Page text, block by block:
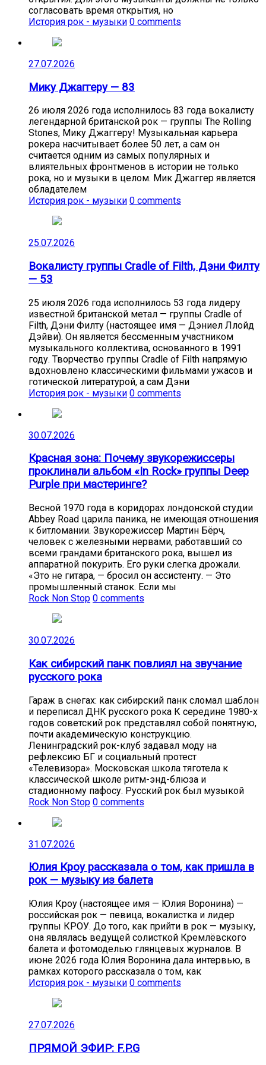
согласовать время открытия, но
История рок - музыки 0 comments
27.07.2026
Мику Джаггеру — 83
26 июля 2026 года исполнилось 83 года вокалисту
легендарной британской рок — группы The Rolling
Stones, Мику Джаггеру! Музыкальная карьера
рокера насчитывает более 50 лет, а сам он
считается одним из самых популярных и
влиятельных фронтменов в истории не только
рока, но и музыки в целом. Мик Джаггер является
обладателем
История рок - музыки 0 comments
25.07.2026
Вокалисту группы Cradle of Filth, Дэни Филту
— 53
25 июля 2026 года исполнилось 53 года лидеру
известной британской метал — группы Cradle of
Filth, Дэни Филту (настоящее имя — Дэниел Ллойд
Дэйви). Он является бессменным участником
музыкального коллектива, основанного в 1991
году. Творчество группы Cradle of Filth напрямую
вдохновлено классическими фильмами ужасов и
готической литературой, а сам Дэни
История рок - музыки 0 comments
30.07.2026
Красная зона: Почему звукорежиссеры
проклинали альбом «In Rock» группы Deep
Purple при мастеринге?
Весной 1970 года в коридорах лондонской студии
Abbey Road царила паника, не имеющая отношения
к битломании. Звукорежиссер Мартин Бёрч,
человек с железными нервами, работавший со
всеми грандами британского рока, вышел из
аппаратной покурить. Его руки слегка дрожали.
«Это не гитара, — бросил он ассистенту. — Это
промышленный станок. Если мы
Rock Non Stop 0 comments
30.07.2026
Как сибирский панк повлиял на звучание
русского рока
Гараж в снегах: как сибирский панк сломал шаблон
и переписал ДНК русского рока К середине 1980-х
годов советский рок представлял собой понятную,
почти академическую конструкцию.
Ленинградский рок-клуб задавал моду на
рефлексию БГ и социальный протест
«Телевизора». Московская школа тяготела к
классической школе ритм-энд-блюза и
стадионному пафосу. Русский рок был музыкой
Rock Non Stop 0 comments
31.07.2026
Юлия Кроу рассказала о том, как пришла в
рок — музыку из балета
Юлия Кроу (настоящее имя — Юлия Воронина) —
российская рок — певица, вокалистка и лидер
группы КРОУ. До того, как прийти в рок — музыку,
она являлась ведущей солисткой Кремлёвского
балета и фотомоделью глянцевых журналов. В
июне 2026 года Юлия Воронина дала интервью, в
рамках которого рассказала о том, как
История рок - музыки 0 comments
27.07.2026
ПРЯМОЙ ЭФИР: F.P.G